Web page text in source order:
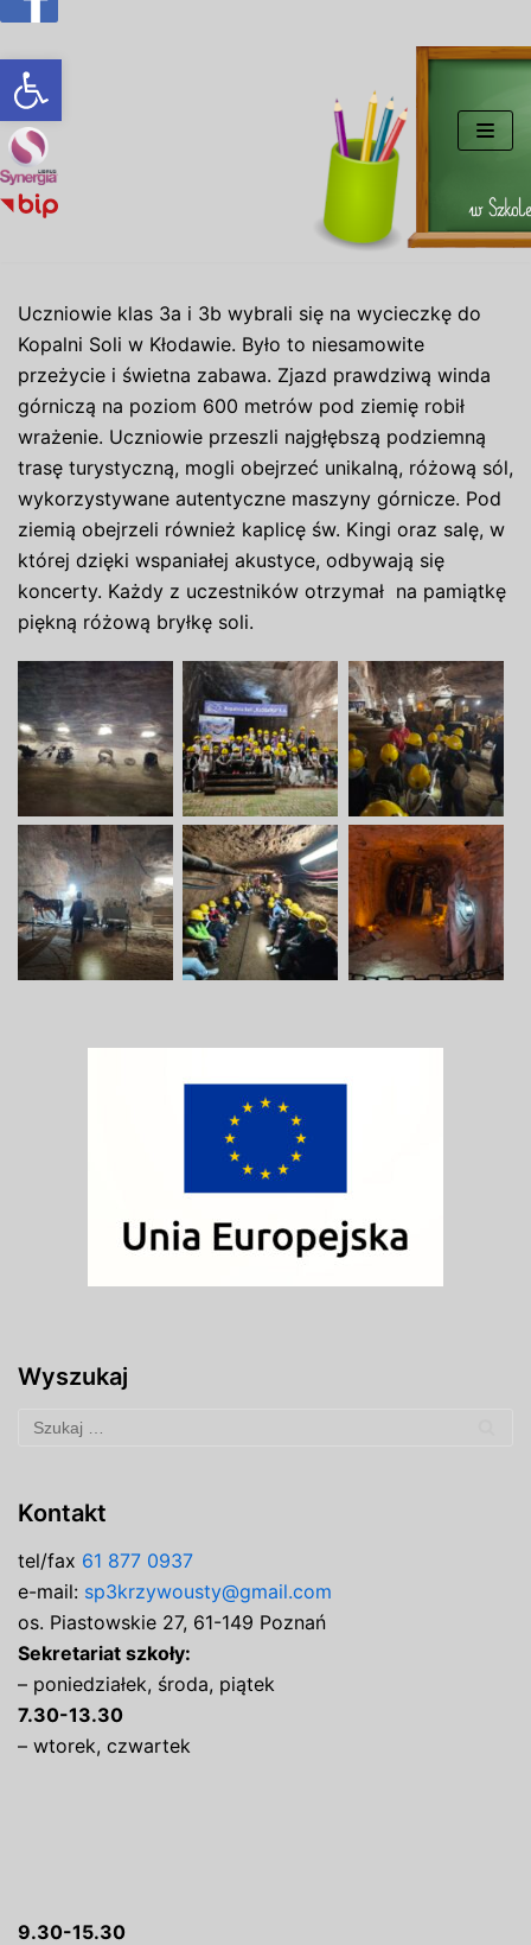
Otwórz pasek narzędzi
Przejdź
do
treści
Uczniowie klas 3a i 3b wybrali się na wycieczkę do
Kopalni Soli w Kłodawie. Było to niesamowite
przeżycie i świetna zabawa. Zjazd prawdziwą winda
górniczą na poziom 600 metrów pod ziemię robił
wrażenie. Uczniowie przeszli najgłębszą podziemną
trasę turystyczną, mogli obejrzeć unikalną, różową sól,
wykorzystywane autentyczne maszyny górnicze. Pod
ziemią obejrzeli również kaplicę św. Kingi oraz salę, w
której dzięki wspaniałej akustyce, odbywają się
koncerty. Każdy z uczestników otrzymał na pamiątkę
piękną różową bryłkę soli.
Wyszukaj
Kontakt
tel/fax 61 877 0937
e-mail: sp3krzywousty@gmail.com
os. Piastowskie 27, 61-149 Poznań
Sekretariat szkoły:
– poniedziałek, środa, piątek
7.30-13.30
– wtorek, czwartek
9.30-15.30